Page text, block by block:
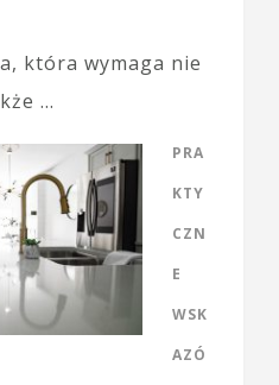
która wymaga nie
…
PRA
KTY
CZN
E
WSK
AZÓ